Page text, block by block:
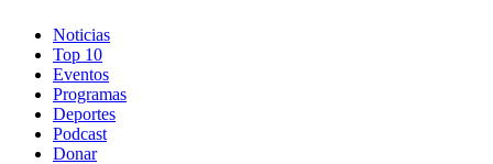
Noticias
Top 10
Eventos
Programas
Deportes
Podcast
Donar